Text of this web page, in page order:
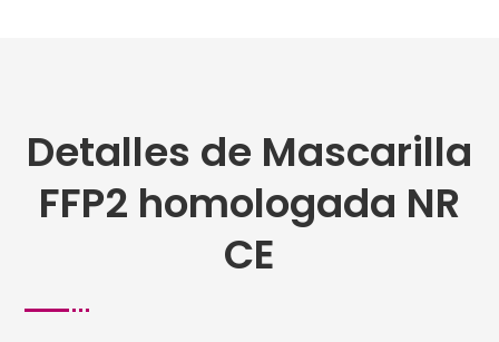
Detalles de Mascarilla
FFP2 homologada NR
CE